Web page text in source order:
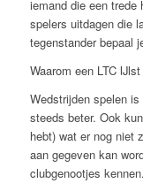
iemand die een trede
spelers uitdagen die
tegenstander bepaal
Waarom een LTC
Wedstrijden spelen
steeds beter. Ook
hebt) wat er nog niet
aan gegeven kan
clubgenootjes kennen.